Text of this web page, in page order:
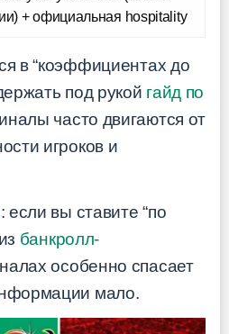
+ официальная hospitality
в “коэффициентах до
под рукой гайд по
часто двигаются от
игроков и
если вы ставите “по
банкролл-
особенно спасает
мало.